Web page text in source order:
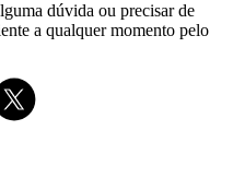
dúvida ou precisar de
a qualquer momento pelo